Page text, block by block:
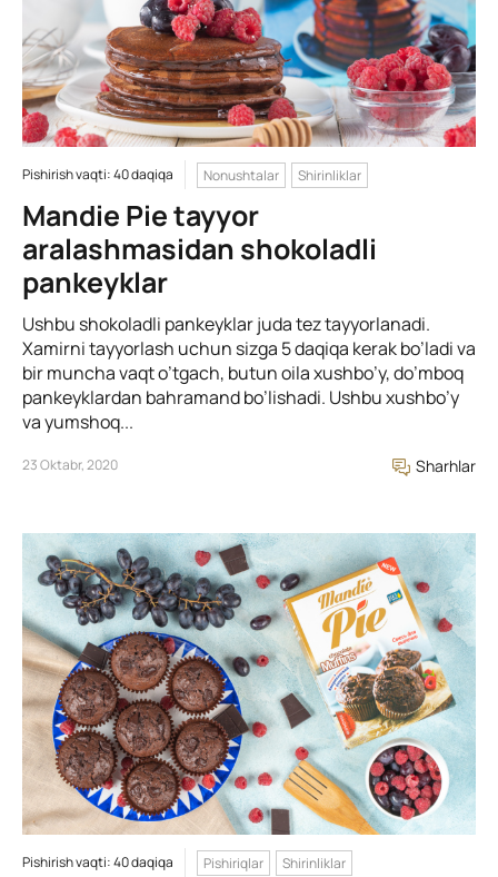
Pishirish vaqti: 40 daqiqa Nonushtalar Shirinliklar
Mandie Pie tayyor
aralashmasidan shokoladli
pankeyklar
Ushbu shokoladli pankeyklar juda tez tayyorlanadi.
Xamirni tayyorlash uchun sizga 5 daqiqa kerak bo’ladi va
bir muncha vaqt o’tgach, butun oila xushbo’y, do’mboq
pankeyklardan bahramand bo’lishadi. Ushbu xushbo’y
va yumshoq...
23 Oktabr, 2020 Sharhlar
Pishirish vaqti: 40 daqiqa Pishiriqlar Shirinliklar